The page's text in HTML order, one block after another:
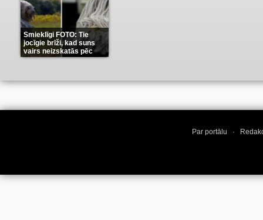
Smieklīgi FOTO: Tie
jocīgie brīži, kad suns
vairs neizskatās pēc
suņa(11)
Par portālu ·